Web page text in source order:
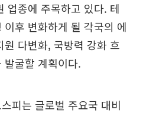
업종에 주목하고 있다. 테
후 변화하게 될 각국의 에
다변화, 국방력 강화 흐
발굴할 계획이다.
피는 글로벌 주요국 대비